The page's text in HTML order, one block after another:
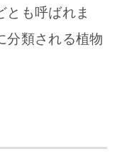
とも呼ばれま
分類される植物